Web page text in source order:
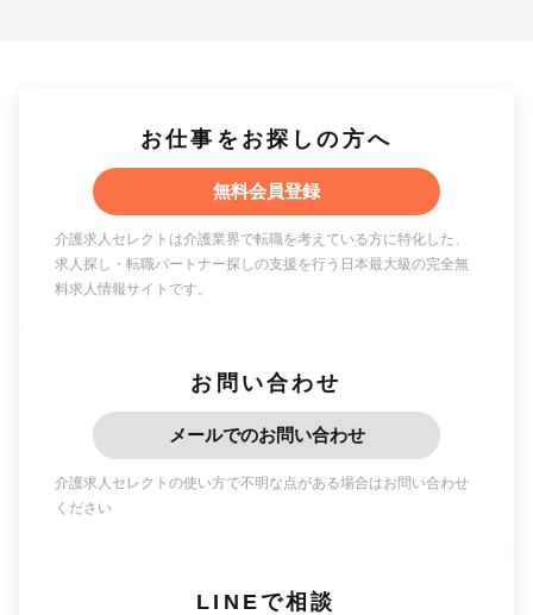
お仕事をお探しの方へ
無料会員登録
介護求人セレクトは介護業界で転職を考えている方に特化した、
求人探し・転職パートナー探しの支援を行う日本最大級の完全無
料求人情報サイトです。
お問い合わせ
メールでのお問い合わせ
介護求人セレクトの使い方で不明な点がある場合はお問い合わせ
ください
LINEで相談